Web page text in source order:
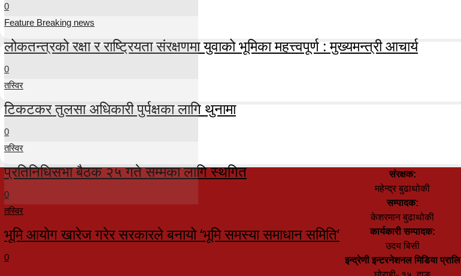
0
Feature Breaking news
लोकतन्त्रको रक्षा र राष्ट्रियता संरक्षणमा युवाको भूमिका महत्त्वपूर्ण : मुख्यमन्त्री आचार्य
0
तस्विर
टिकटकर तुलसा अधिकारी पुर्पक्षका लागि थुनामा
0
तस्विर
प्रतिनिधिसभा बैठक २५ गते सम्मका लागि स्थगित
0
तस्विर
भूमि आयोग खारेज गरेर सरकारले बनायो ‘भूमि समस्या समाधान समिति’
0
संरक्षक:
महेन्द्र बुढाथोकी
सम्पादक:
केशरमान बुढाथोकी
कार्यकारी सम्पादक:
उदय बिसी
इन्द्रेणी इन्टरनेशनल मिडिया प्रालि